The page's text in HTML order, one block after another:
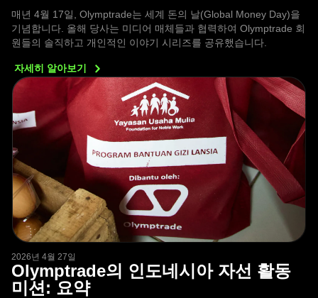
매년 4월 17일, Olymptrade는 세계 돈의 날(Global Money Day)을
기념합니다. 올해 당사는 미디어 매체들과 협력하여 Olymptrade 회
원들의 솔직하고 개인적인 이야기 시리즈를 공유했습니다.
자세히 알아보기
2026년 4월 27일
Olymptrade의 인도네시아 자선 활동
미션: 요약